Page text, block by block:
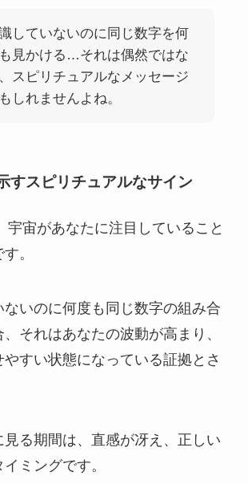
していないのに同じ数字を何
見かける…それは偶然ではな
スピリチュアルなメッセージ
しれませんよね。
すスピリチュアルなサイン
宇宙があなたに注目していること
。
いのに何度も同じ数字の組み合
それはあなたの波動が高まり、
すい状態になっている証拠とさ
見る期間は、直感が冴え、正しい
ミングです。